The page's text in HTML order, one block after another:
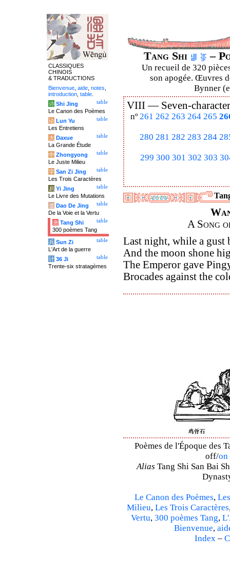
Tang Shi –
Un recueil de 320
son apogée. Œuvres
Bynner
VIII — Seven-
nº 261 262 263 264 265
280 281 282 283 284
299 300 301 302 303
A Song
Last night, while a gust
And the moon shone
The Emperor gave
Brocades against the
Poèmes de l'Époque des
off/on
Alias Tang Shi San Bai
Le Canon des Poèmes,
Milieu, Les Trois Caractères
Vertu, 300 poèmes Tang,
Bienvenue,
Index–
CLASSIQUES
CHINOIS
& TRADUCTIONS
Bienvenue aide notes
introduction table
table
诗 Shi Jing
Le Canon des Poèmes
table
论 Lun Yu
Les Entretiens
table
大 Daxue
La Grande Étude
table
中 Zhongyong
Le Juste Milieu
table
字 San Zi Jing
Les Trois Caractères
table
易 Yi Jing
Le Livre des Mutations
table
道 Dao De Jing
De la Voie et la Vertu
table
唐 Tang Shi
300 poèmes Tang
table
兵 Sun Zi
L'Art de la guerre
table
计 36 Ji
Trente-six stratagèmes